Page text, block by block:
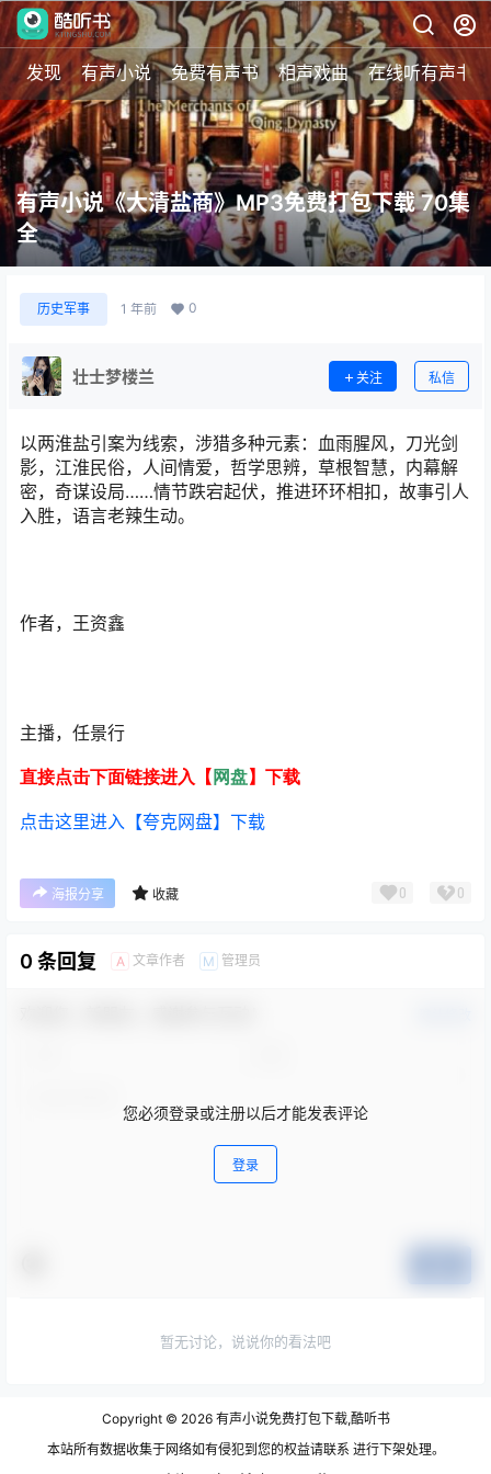
发现 有声小说 免费有声书 相声戏曲 在线听有声书
有声小说《大清盐商》MP3免费打包下载 70集
全
历史军事 1 年前 0
壮士梦楼兰 关注 私信
以两淮盐引案为线索，涉猎多种元素：血雨腥风，刀光剑
影，江淮民俗，人间情爱，哲学思辨，草根智慧，内幕解
密，奇谋设局……情节跌宕起伏，推进环环相扣，故事引人
入胜，语言老辣生动。
作者，王资鑫
主播，任景行
直接点击下面链接进入【 网盘】下载
点击这里进入【夸克网盘】下载
海报分享 收藏 0 0
0 条回复 A 文章作者 M 管理员
您必须登录或注册以后才能发表评论
登录
暂无讨论，说说你的看法吧
Copyright © 2026有声小说免费打包下载,酷听书
本站所有数据收集于网络如有侵犯到您的权益请联系 进行下架处理。